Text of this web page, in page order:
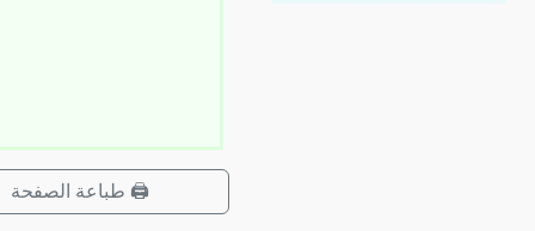
🖨️ طباعة الصفحة